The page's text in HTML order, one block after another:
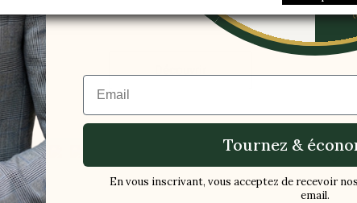
favorite_border
Email
Tournez &
En vous inscrivant, vous acceptez de recevoir
email.